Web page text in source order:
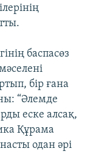
баспасөз
бір ғана
“Әлемде
еске алсақ,
Құрама
одан әрі